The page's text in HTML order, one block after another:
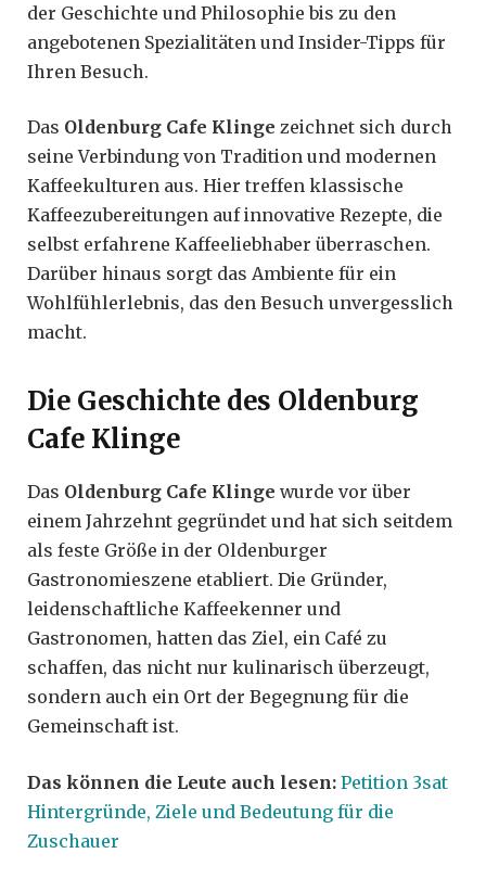
der Geschichte und Philosophie bis zu den
angebotenen Spezialitäten und Insider-Tipps für
Ihren Besuch.
Das Oldenburg Cafe Klinge zeichnet sich durch
seine Verbindung von Tradition und modernen
Kaffeekulturen aus. Hier treffen klassische
Kaffeezubereitungen auf innovative Rezepte, die
selbst erfahrene Kaffeeliebhaber überraschen.
Darüber hinaus sorgt das Ambiente für ein
Wohlfühlerlebnis, das den Besuch unvergesslich
macht.
Die Geschichte des Oldenburg
Cafe Klinge
Das Oldenburg Cafe Klinge wurde vor über
einem Jahrzehnt gegründet und hat sich seitdem
als feste Größe in der Oldenburger
Gastronomieszene etabliert. Die Gründer,
leidenschaftliche Kaffeekenner und
Gastronomen, hatten das Ziel, ein Café zu
schaffen, das nicht nur kulinarisch überzeugt,
sondern auch ein Ort der Begegnung für die
Gemeinschaft ist.
Das können die Leute auch lesen: Petition 3sat
Hintergründe, Ziele und Bedeutung für die
Zuschauer